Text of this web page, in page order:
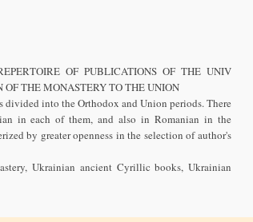
OF PUBLICATIONS OF THE UNIV
THE MONASTERY TO THE UNION
into the Orthodox and Union periods. There
in each of them, and also in Romanian in the
by greater openness in the selection of author's
Ukrainian ancient Cyrillic books, Ukrainian